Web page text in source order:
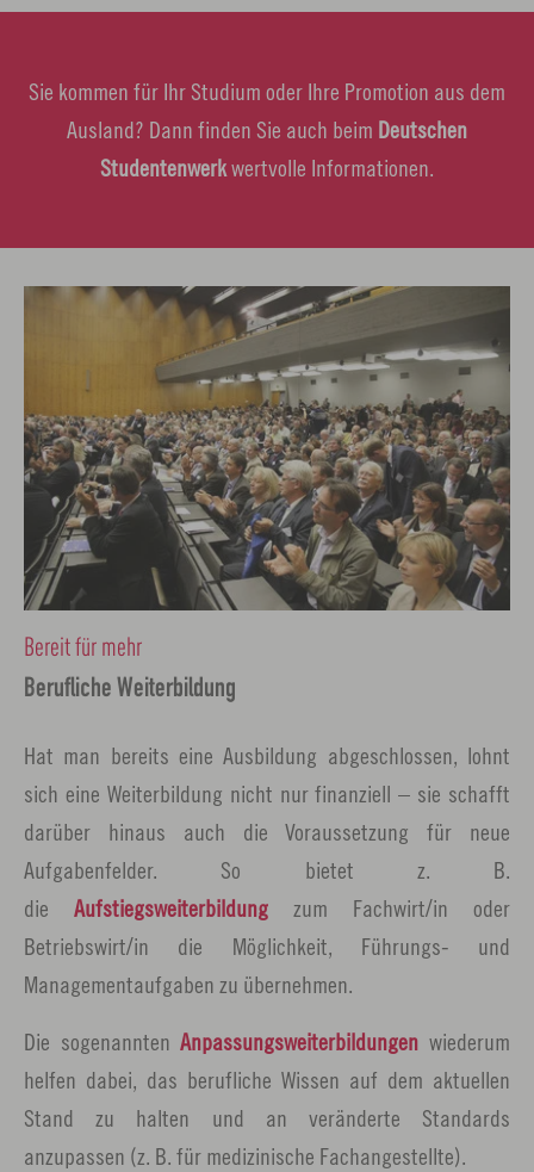
Sie kommen für Ihr Studium oder Ihre Promotion aus dem
Ausland? Dann finden Sie auch beim Deutschen
Studentenwerkwertvolle Informationen.
Berufliche Weiterbildung
Bereit für mehr
Hat man bereits eine Ausbildung abgeschlossen, lohnt
sich eine Weiterbildung nicht nur finanziell – sie schafft
darüber hinaus auch die Voraussetzung für neue
Aufgabenfelder. So bietet z. B.
die Aufstiegsweiterbildung zum Fachwirt/in oder
Betriebswirt/in die Möglichkeit, Führungs- und
Managementaufgaben zu übernehmen.
Die sogenanntenAnpassungsweiterbildungen wiederum
helfen dabei, das berufliche Wissen auf dem aktuellen
Stand zu halten und an veränderte Standards
anzupassen (z. B. für medizinische Fachangestellte).